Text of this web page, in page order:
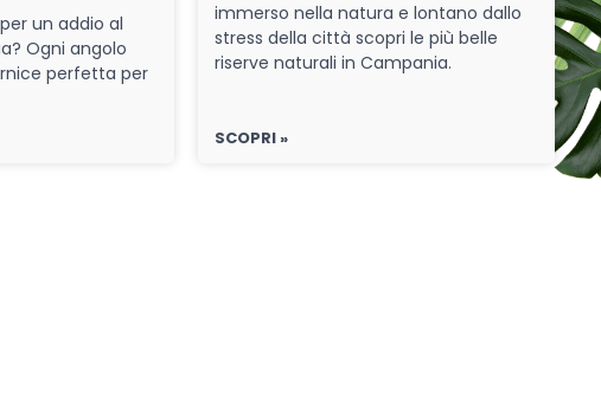
un addio al
Ogni angolo
perfetta per
immerso nella natura e lontano dallo
stress della città scopri le più belle
riserve naturali in Campania.
SCOPRI »